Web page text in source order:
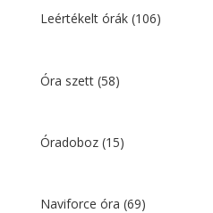
Leértékelt órák (106)
Óra szett (58)
Óradoboz (15)
Naviforce óra (69)